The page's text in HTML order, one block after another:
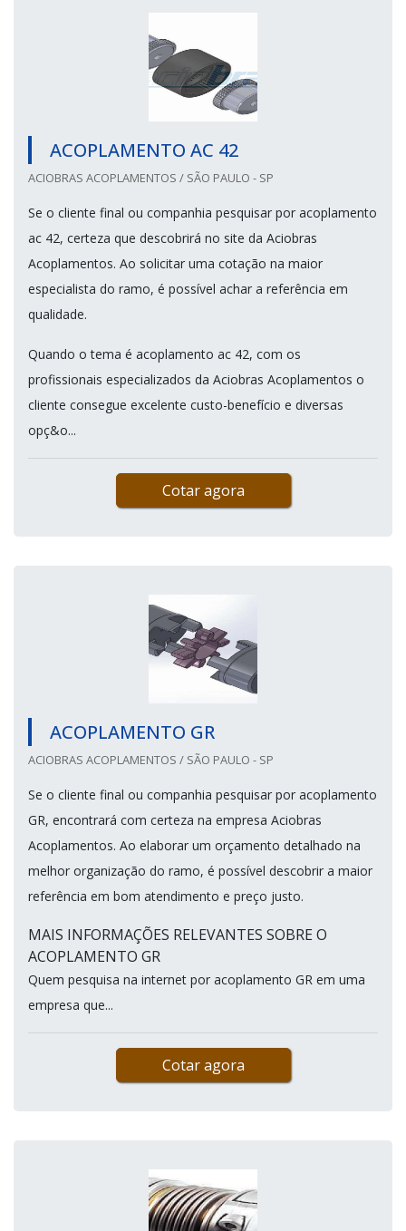
ACOPLAMENTO AC 42
ACIOBRAS ACOPLAMENTOS / SÃO PAULO - SP
Se o cliente final ou companhia pesquisar por acoplamento
ac 42, certeza que descobrirá no site da Aciobras
Acoplamentos. Ao solicitar uma cotação na maior
especialista do ramo, é possível achar a referência em
qualidade.
Quando o tema é acoplamento ac 42, com os
profissionais especializados da Aciobras Acoplamentos o
cliente consegue excelente custo-benefício e diversas
opç&o...
Cotar agora
ACOPLAMENTO GR
ACIOBRAS ACOPLAMENTOS / SÃO PAULO - SP
Se o cliente final ou companhia pesquisar por acoplamento
GR, encontrará com certeza na empresa Aciobras
Acoplamentos. Ao elaborar um orçamento detalhado na
melhor organização do ramo, é possível descobrir a maior
referência em bom atendimento e preço justo.
MAIS INFORMAÇÕES RELEVANTES SOBRE O
ACOPLAMENTO GR
Quem pesquisa na internet por acoplamento GR em uma
empresa que...
Cotar agora